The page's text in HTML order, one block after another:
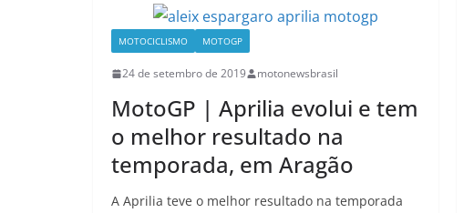
MOTOCICLISMO MOTOGP
24 de setembro de 2019 motonewsbrasil
MotoGP | Aprilia evolui e tem
o melhor resultado na
temporada, em Aragão
A Aprilia teve o melhor resultado na temporada